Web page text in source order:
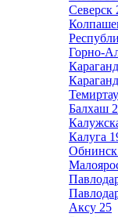
Северск
Горно-
Темиртау
Балхаш
Калуга
Обнинск
Аксу 25